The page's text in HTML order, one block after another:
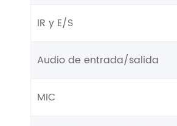
IR y E/S
Audio de entrada/salida
MIC